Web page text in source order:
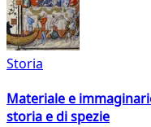
Storia
Materiale e
storia e di spezie